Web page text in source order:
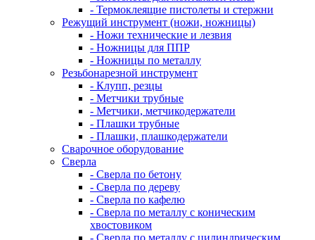
- Термоклеящие пистолеты и стержни
Режущий инструмент (ножи, ножницы)
- Ножи технические и лезвия
- Ножницы для ППР
- Ножницы по металлу
Резьбонарезной инструмент
- Клупп, резцы
- Метчики трубные
- Метчики, метчикодержатели
- Плашки трубные
- Плашки, плашкодержатели
Сварочное оборудование
Сверла
- Сверла по бетону
- Сверла по дереву
- Сверла по кафелю
- Сверла по металлу с коническим
хвостовиком
- Сверла по металлу с цилиндрическим